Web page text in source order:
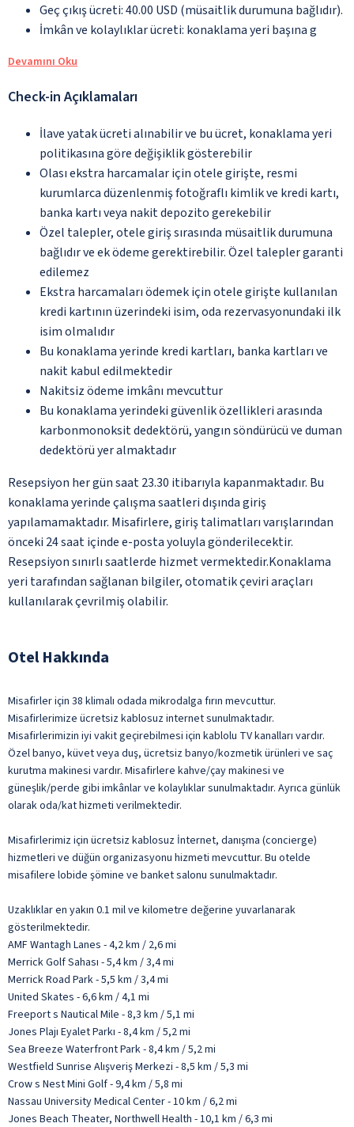
Geç çıkış ücreti: 40.00 USD (müsaitlik durumuna bağlıdır).
İmkân ve kolaylıklar ücreti: konaklama yeri başına g
Devamını Oku
Check-in Açıklamaları
İlave yatak ücreti alınabilir ve bu ücret, konaklama yeri
politikasına göre değişiklik gösterebilir
Olası ekstra harcamalar için otele girişte, resmi
kurumlarca düzenlenmiş fotoğraflı kimlik ve kredi kartı,
banka kartı veya nakit depozito gerekebilir
Özel talepler, otele giriş sırasında müsaitlik durumuna
bağlıdır ve ek ödeme gerektirebilir. Özel talepler garanti
edilemez
Ekstra harcamaları ödemek için otele girişte kullanılan
kredi kartının üzerindeki isim, oda rezervasyonundaki ilk
isim olmalıdır
Bu konaklama yerinde kredi kartları, banka kartları ve
nakit kabul edilmektedir
Nakitsiz ödeme imkânı mevcuttur
Bu konaklama yerindeki güvenlik özellikleri arasında
karbonmonoksit dedektörü, yangın söndürücü ve duman
dedektörü yer almaktadır
Resepsiyon her gün saat 23.30 itibarıyla kapanmaktadır. Bu
konaklama yerinde çalışma saatleri dışında giriş
yapılamamaktadır. Misafirlere, giriş talimatları varışlarından
önceki 24 saat içinde e-posta yoluyla gönderilecektir.
Resepsiyon sınırlı saatlerde hizmet vermektedir.Konaklama
yeri tarafından sağlanan bilgiler, otomatik çeviri araçları
kullanılarak çevrilmiş olabilir.
Otel Hakkında
Misafirler için 38 klimalı odada mikrodalga fırın mevcuttur.
Misafirlerimize ücretsiz kablosuz internet sunulmaktadır.
Misafirlerimizin iyi vakit geçirebilmesi için kablolu TV kanalları vardır.
Özel banyo, küvet veya duş, ücretsiz banyo/kozmetik ürünleri ve saç
kurutma makinesi vardır. Misafirlere kahve/çay makinesi ve
güneşlik/perde gibi imkânlar ve kolaylıklar sunulmaktadır. Ayrıca günlük
olarak oda/kat hizmeti verilmektedir.
Misafirlerimiz için ücretsiz kablosuz İnternet, danışma (concierge)
hizmetleri ve düğün organizasyonu hizmeti mevcuttur. Bu otelde
misafilere lobide şömine ve banket salonu sunulmaktadır.
Uzaklıklar en yakın 0.1 mil ve kilometre değerine yuvarlanarak
gösterilmektedir.
AMF Wantagh Lanes - 4,2 km / 2,6 mi
Merrick Golf Sahası - 5,4 km / 3,4 mi
Merrick Road Park - 5,5 km / 3,4 mi
United Skates - 6,6 km / 4,1 mi
Freeport s Nautical Mile - 8,3 km / 5,1 mi
Jones Plajı Eyalet Parkı - 8,4 km / 5,2 mi
Sea Breeze Waterfront Park - 8,4 km / 5,2 mi
Westfield Sunrise Alışveriş Merkezi - 8,5 km / 5,3 mi
Crow s Nest Mini Golf - 9,4 km / 5,8 mi
Nassau University Medical Center - 10 km / 6,2 mi
Jones Beach Theater, Northwell Health - 10,1 km / 6,3 mi